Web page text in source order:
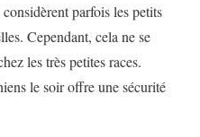
parfois les petits
Cependant, cela ne se
les très petites races.
le soir offre une sécurité